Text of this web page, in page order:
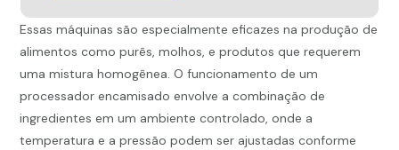
Essas máquinas são especialmente eficazes na produção de
alimentos como purês, molhos, e produtos que requerem
uma mistura homogênea. O funcionamento de um
processador encamisado envolve a combinação de
ingredientes em um ambiente controlado, onde a
temperatura e a pressão podem ser ajustadas conforme